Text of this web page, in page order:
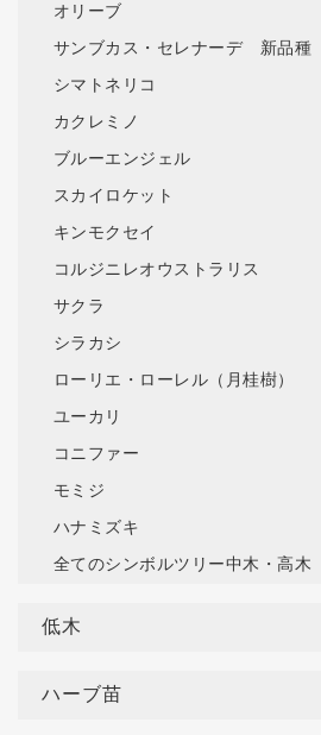
オリーブ
サンブカス・セレナーデ 新品種
シマトネリコ
カクレミノ
ブルーエンジェル
スカイロケット
キンモクセイ
コルジニレオウストラリス
サクラ
シラカシ
ローリエ・ローレル（月桂樹）
ユーカリ
コニファー
モミジ
ハナミズキ
全てのシンボルツリー中木・高木
低木
ハーブ苗